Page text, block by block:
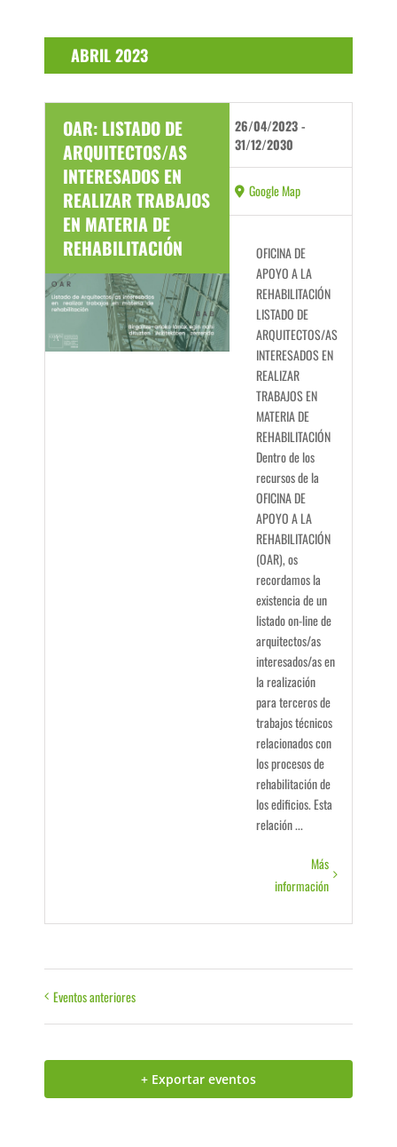
ABRIL 2023
OAR: LISTADO DE
ARQUITECTOS/AS
INTERESADOS EN
REALIZAR TRABAJOS
EN MATERIA DE
REHABILITACIÓN
26/04/2023-
31/12/2030
Google Map
OFICINA DE
APOYO A LA
REHABILITACIÓN
LISTADO DE
ARQUITECTOS/AS
INTERESADOS EN
REALIZAR
TRABAJOS EN
MATERIA DE
REHABILITACIÓN
Dentro de los
recursos de la
OFICINA DE
APOYO A LA
REHABILITACIÓN
(OAR), os
recordamos la
existencia de un
listado on-line de
arquitectos/as
interesados/as en
la realización
para terceros de
trabajos técnicos
relacionados con
los procesos de
rehabilitación de
los edificios. Esta
relación ...
Más
información
Eventos anteriores
+ Exportar eventos